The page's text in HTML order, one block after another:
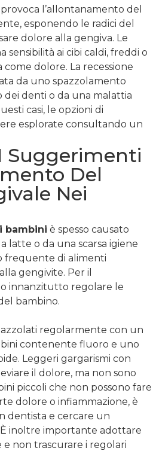
l’allontanamento del
esponendo le radici del
dolore alla gengiva. Le
sensibilità ai cibi caldi, freddi o
dolore. La recessione
da uno spazzolamento
denti o da una malattia
casi, le opzioni di
esplorate consultando un
Suggerimenti
Del
Nei
bambini è spesso causato
latte o da una scarsa igiene
frequente di alimenti
gengivite. Per il
innanzitutto regolare le
bambino.
regolarmente con un
contenente fluoro e uno
Leggeri gargarismi con
il dolore, ma non sono
piccoli che non possono fare
dolore o infiammazione, è
dentista e cercare un
inoltre importante adottare
non trascurare i regolari